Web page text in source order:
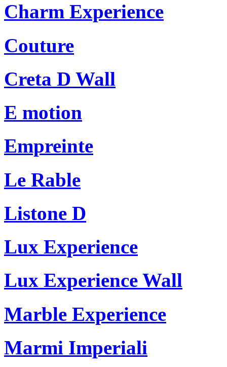
Charm Experience
Couture
Creta D Wall
E motion
Empreinte
Le Rable
Listone D
Lux Experience
Lux Experience Wall
Marble Experience
Marmi Imperiali